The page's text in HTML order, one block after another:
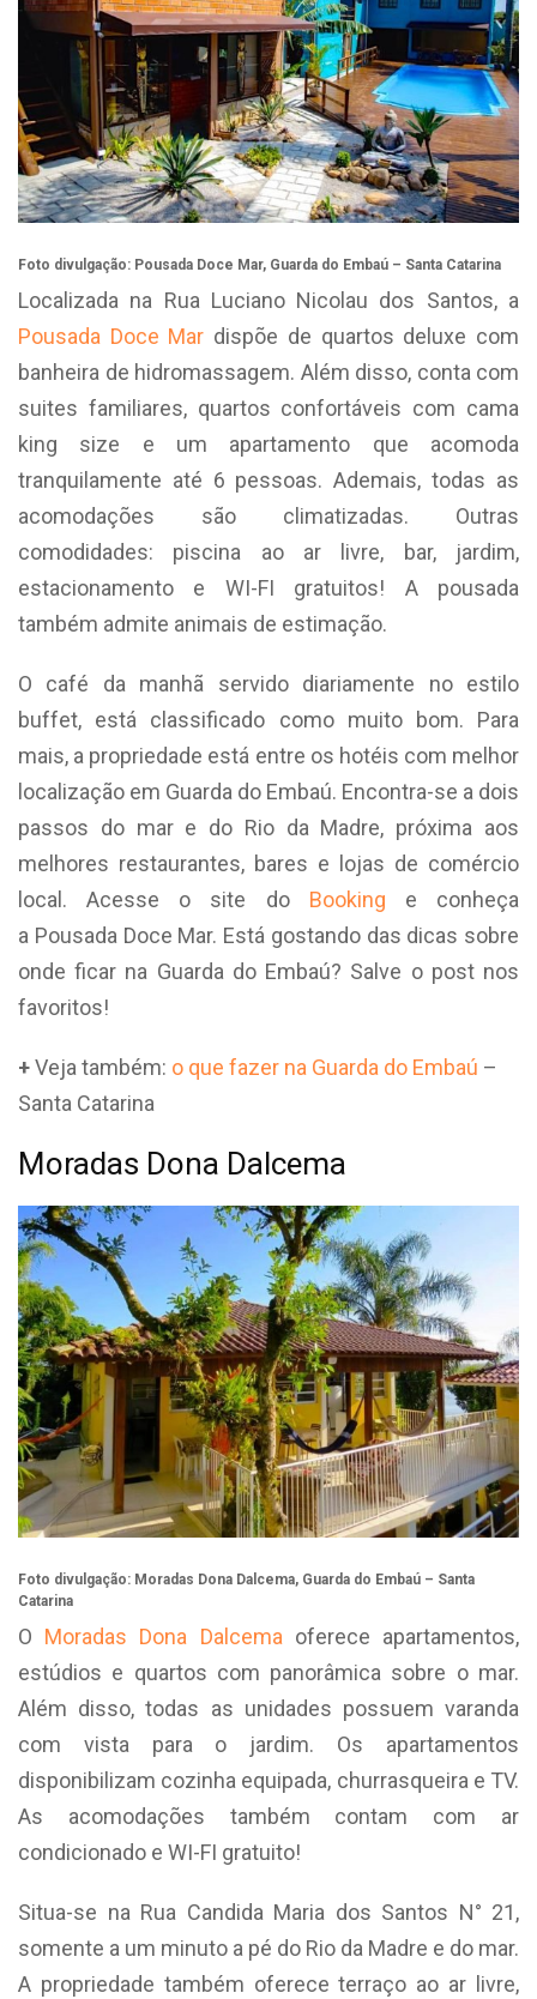
Foto divulgação: Pousada Doce Mar, Guarda do Embaú – Santa Catarina
Localizada na Rua Luciano Nicolau dos Santos, a
Pousada Doce Mar dispõe de quartos deluxe com
banheira de hidromassagem. Além disso, conta com
suites familiares, quartos confortáveis com cama
king size e um apartamento que acomoda
tranquilamente até 6 pessoas. Ademais, todas as
acomodações são climatizadas. Outras
comodidades: piscina ao ar livre, bar, jardim,
estacionamento e WI-FI gratuitos! A pousada
também admite animais de estimação.
O café da manhã servido diariamente no estilo
buffet, está classificado como muito bom. Para
mais, a propriedade está entre os hotéis com melhor
localização em Guarda do Embaú. Encontra-se a dois
passos do mar e do Rio da Madre, próxima aos
melhores restaurantes, bares e lojas de comércio
local. Acesse o site do Booking e conheça
a Pousada Doce Mar. Está gostando das dicas sobre
onde ficar na Guarda do Embaú? Salve o post nos
favoritos!
+Veja também: o que fazer na Guarda do Embaú –
Santa Catarina
Moradas Dona Dalcema
Foto divulgação: Moradas Dona Dalcema, Guarda do Embaú – Santa
Catarina
O Moradas Dona Dalcema oferece apartamentos,
estúdios e quartos com panorâmica sobre o mar.
Além disso, todas as unidades possuem varanda
com vista para o jardim. Os apartamentos
disponibilizam cozinha equipada, churrasqueira e TV.
As acomodações também contam com ar
condicionado e WI-FI gratuito!
Situa-se na Rua Candida Maria dos Santos N° 21,
somente a um minuto a pé do Rio da Madre e do mar.
A propriedade também oferece terraço ao ar livre,